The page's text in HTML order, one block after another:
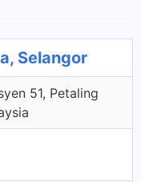
Selangor
51, Petaling